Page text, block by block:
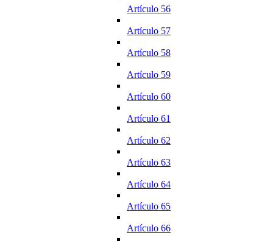
Artículo 56
Artículo 57
Artículo 58
Artículo 59
Artículo 60
Artículo 61
Artículo 62
Artículo 63
Artículo 64
Artículo 65
Artículo 66